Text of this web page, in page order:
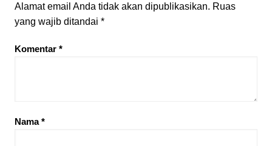
Alamat email Anda tidak akan dipublikasikan. Ruas
yang wajib ditandai *
Komentar *
Nama*